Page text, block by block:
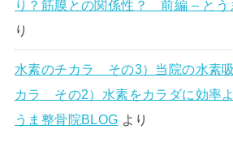
り？筋膜との関係性？ 前編 – とう
り
水素のチカラ その3）当院の水素
カラ その2）水素をカラダに効率
うま整骨院BLOG より